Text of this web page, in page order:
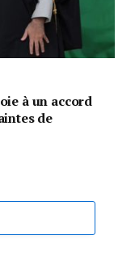
à un accord
de